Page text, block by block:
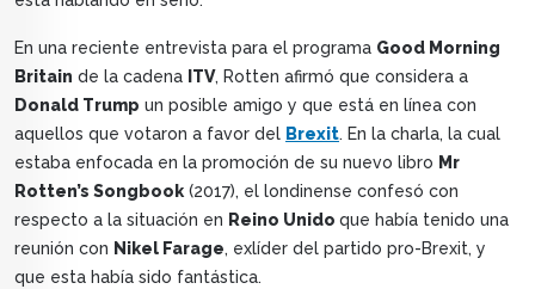
En una reciente entrevista para el programa Good Morning
Britain de la cadena ITV, Rotten afirmó que considera a
Donald Trump un posible amigo y que está en línea con
aquellos que votaron a favor del Brexit. En la charla, la cual
estaba enfocada en la promoción de su nuevo libro Mr
Rotten’s Songbook(2017), el londinense confesó con
respecto a la situación en Reino Unido que había tenido una
reunión con Nikel Farage, exlíder del partido pro-Brexit, y
que esta había sido fantástica.